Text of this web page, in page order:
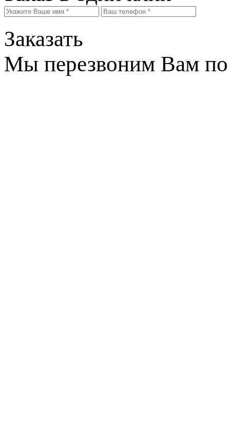
Заказать
Мы перезвоним Вам по